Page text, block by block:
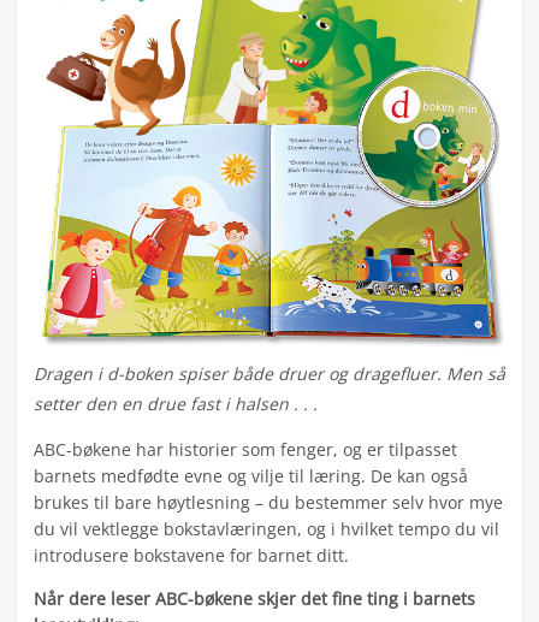
Dragen i d-boken spiser både druer og dragefluer. Men så
setter den en drue fast i halsen . . .
ABC-bøkene har historier som fenger, og er tilpasset
barnets medfødte evne og vilje til læring. De kan også
brukes til bare høytlesning – du bestemmer selv hvor mye
du vil vektlegge bokstavlæringen, og i hvilket tempo du vil
introdusere bokstavene for barnet ditt.
Når dere leser ABC-bøkene skjer det fine ting i barnets